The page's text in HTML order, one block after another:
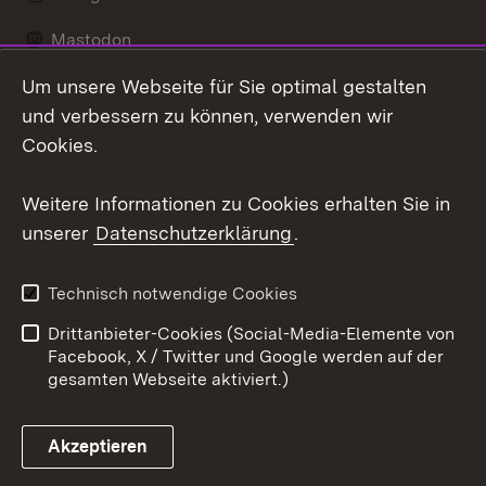
Mastodon
Messenger
Link zum Landesportal
Kontakt
Impressum
Cookies
Um unsere Webseite für Sie optimal gestalten
und verbessern zu können, verwenden wir
Cookies.
Weitere Informationen zu Cookies erhalten Sie in
unserer Datenschutzerklärung.
Technisch notwendige Cookies
Drittanbieter-Cookies (Social-Media-Elemente von
Facebook, X / Twitter und Google werden auf der
gesamten Webseite aktiviert.)
Akzeptieren